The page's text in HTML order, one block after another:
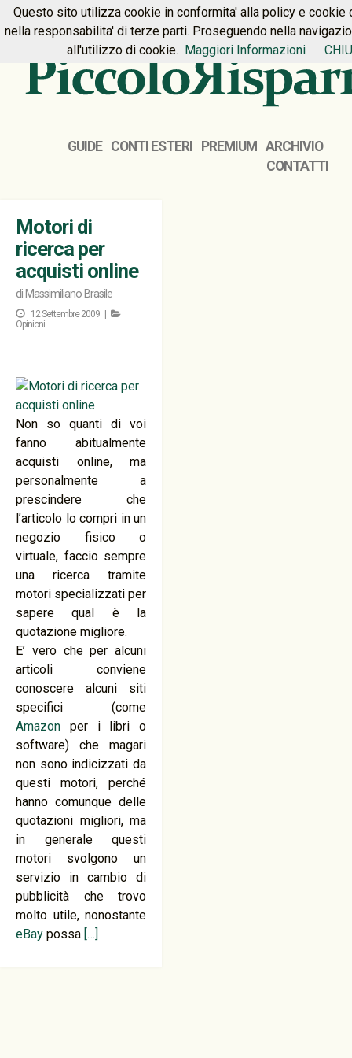
HOME PREMIUM CONTATTI
GUIDE CONTI ESTERI PREMIUM
ARCHIVIO
CONTATTI
Motori di
ricerca per
acquisti online
di Massimiliano Brasile
12 Settembre 2009 |
Opinioni
Non so quanti di voi
fanno abitualmente
acquisti online, ma
personalmente a
prescindere che
l’articolo lo compri in un
negozio fisico o
virtuale, faccio sempre
una ricerca tramite
motori specializzati per
sapere qual è la
quotazione migliore.
E’ vero che per alcuni
articoli conviene
conoscere alcuni siti
specifici (come
Amazon per i libri o
software) che magari
non sono indicizzati da
questi motori, perché
hanno comunque delle
quotazioni migliori, ma
in generale questi
motori svolgono un
servizio in cambio di
pubblicità che trovo
molto utile, nonostante
eBay possa […]
Questo sito utilizza cookie in conformita' alla policy e cookie
nella responsabilita' di terze parti. Proseguendo nella
all'utilizzo di cookie. Maggiori Informazioni